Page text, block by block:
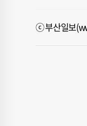
ⓒ 부산일보